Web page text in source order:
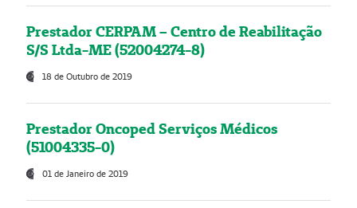
Prestador CERPAM – Centro de Reabilitação
S/S Ltda-ME (52004274-8)
18 de Outubro de 2019
Prestador Oncoped Serviços Médicos
(51004335-0)
01 de Janeiro de 2019